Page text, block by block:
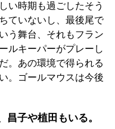
い時期も過ごしたそう
ていないし、最後尾で
う舞台、それもフラン
ルキーパーがプレーし
。あの環境で得られる
。ゴールマウスは今後
昌子や植田もいる。